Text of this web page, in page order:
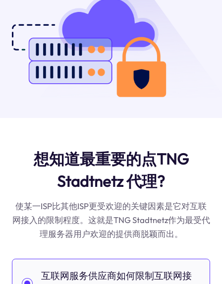
想知道最重要的点TNG
Stadtnetz 代理?
使某一ISP比其他ISP更受欢迎的关键因素是它对互联
网接入的限制程度。这就是TNG Stadtnetz作为最受代
理服务器用户欢迎的提供商脱颖而出。
互联网服务供应商如何限制互联网接